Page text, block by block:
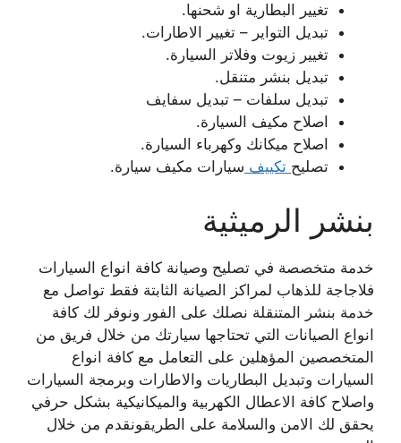
تغيير البطارية او شحنها.
تبديل التواير – تغيير الاطارات.
تغيير زيوت وفلاتر السيارة.
تبديل بنشر متنقل.
تبديل سلفات – تبديل سفايف
اصلاح مكيف السيارة.
اصلاح ميكانك وكهرباء السيارة.
تصليح تكييف سيارات مكيف سيارة.
بنشر الرميثية
خدمة متخصصة في تصليح وصيانة كافة انواع السيارات
فلاجاجة للذهاب لمراكز الصيانة الثابتة فقط تواصل مع
خدمة بنشر المتنقلة نصلك على الفور ونوفر لك كافة
انواع الصيانات التي تحتاجها سيارتك من خلال فريق من
المتخصصين المؤهلين على التعامل مع كافة انواع
السيارات وتبديل البطاريات والاطارات وبرمجة السيارات
واصلاح كافة الاعطال الكهربية والميكانيكية بشكل حرفي
يحقق لك الامن والسلامة على الطريقونقدم من خلال